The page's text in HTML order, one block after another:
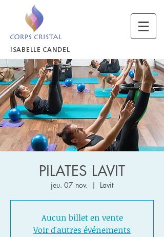
ISABELLE CANDEL
PILATES LAVIT
jeu. 07 nov.
  |
Lavit
Aucun billet en vente
Voir d'autres événements